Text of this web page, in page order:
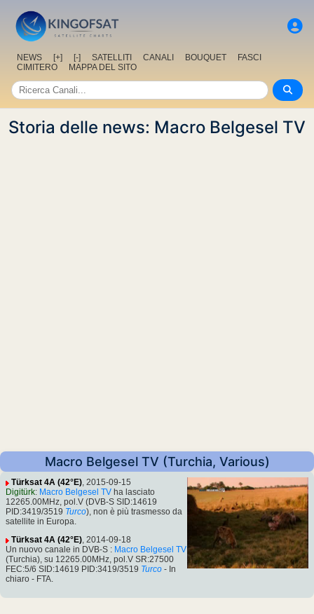
NEWS [+] [-] SATELLITI CANALI BOUQUET
FASCI
CIMITERO
MAPPA DEL SITO
Storia delle news: Macro Belgesel TV
Macro Belgesel TV (Turchia, Various)
Türksat 4A (42°E), 2015-09-15
Digitürk: Macro Belgesel TV ha lasciato
12265.00MHz, pol.V (DVB-S SID:14619
PID:3419/3519 Turco), non è più trasmesso da
satellite in Europa.
Türksat 4A (42°E), 2014-09-18
Un nuovo canale in DVB-S : Macro Belgesel TV
(Turchia), su 12265.00MHz, pol.V SR:27500
FEC:5/6 SID:14619 PID:3419/3519 Turco - In
chiaro - FTA.